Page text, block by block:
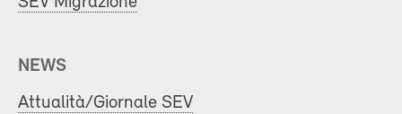
NEWS
Attualità/Giornale SEV